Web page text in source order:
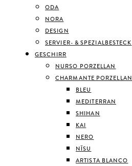
ODA
NORA
DESIGN
SERVIER- & SPEZIALBESTECK
GESCHIRR
NURSO PORZELLAN
CHARMANTE PORZELLAN
BLEU
MEDITERRAN
SHIHAN
KAI
NERO
NĪSU
ARTISTA BLANCO